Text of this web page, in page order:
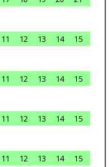
11 12 13 14
15
11 12 13 14
15
11 12 13 14
15
11 12 13 14
15